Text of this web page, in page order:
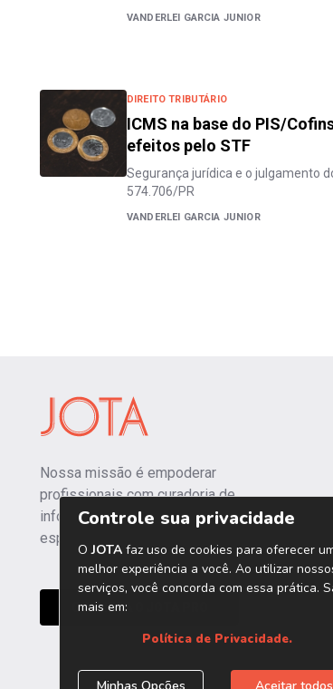
VANDERLEI GARCIA JUNIOR
DIREITO TRIBUTÁRIO
ICMS na base do PIS/
efeitos pelo STF
Segurança jurídica e o julgamento
574.706/PR
VANDERLEI GARCIA JUNIOR
Nossa missão é empoderar
profissionais com curadoria de
informações independentes e
especializadas.
CONHEÇA O JOTA PRO